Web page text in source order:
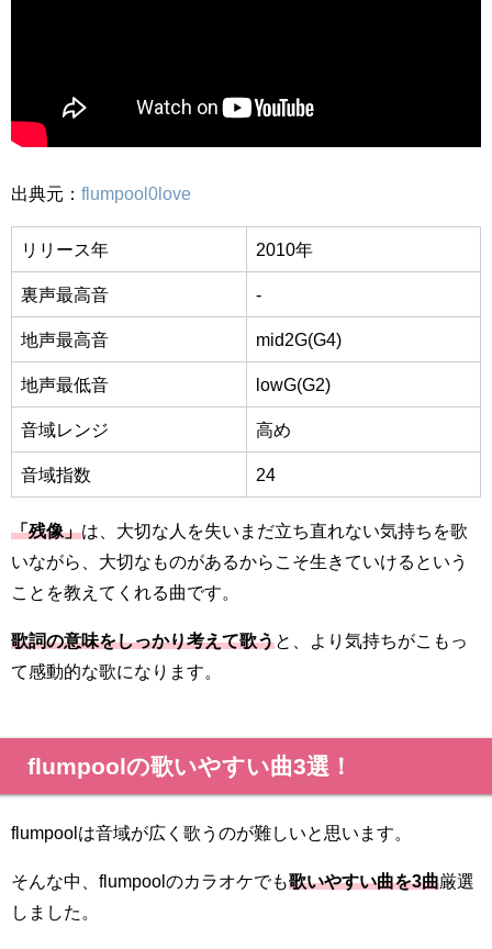
出典元： flumpool0love
リリース年 2010年
裏声最高音 -
地声最高音 mid2G(G4)
地声最低音 lowG(G2)
音域レンジ 高め
音域指数 24
「残像」は、大切な人を失いまだ立ち直れない気持ちを歌
いながら、大切なものがあるからこそ生きていけるという
ことを教えてくれる曲です。
歌詞の意味をしっかり考えて歌うと、より気持ちがこもっ
て感動的な歌になります。
flumpoolの歌いやすい曲3選！
flumpoolは音域が広く歌うのが難しいと思います。
そんな中、flumpoolのカラオケでも歌いやすい曲を3曲厳選
しました。